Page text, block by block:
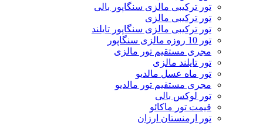
تور ترکیبی مالزی سنگاپور بالی
تور ترکیبی مالزی
تور ترکیبی مالزی سنگاپور تایلند
تور 10 روزه مالزی سنگاپور
مجری مستقیم تور مالزی
تور تایلند مالزی
تور ماه عسل مالدیو
مجری مستقیم تور مالدیو
تور لوکس بالی
قیمت تور ماکائو
تور ارمنستان ارزان